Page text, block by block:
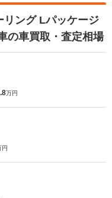
リング Lパッケージ
の車買取・査定相場
万円
円